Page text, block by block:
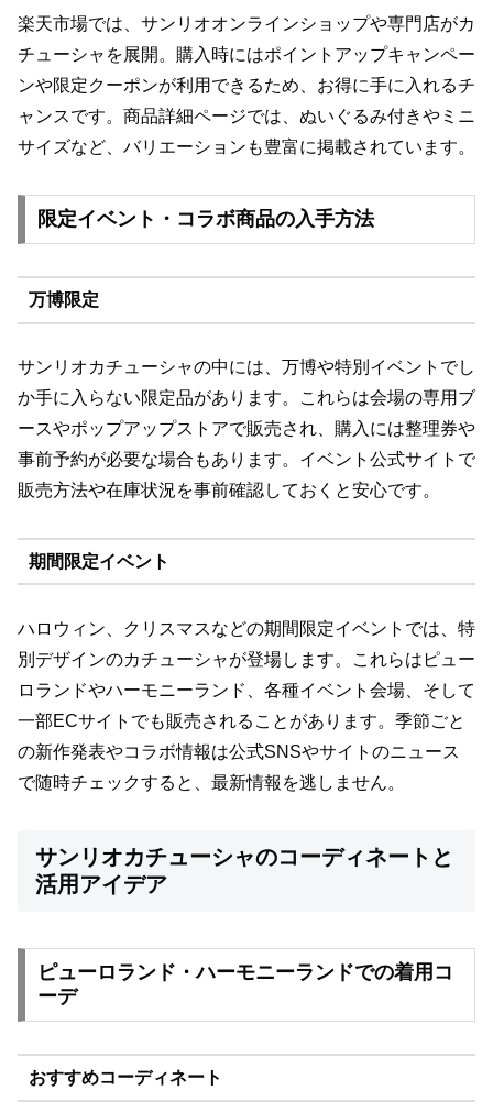
楽天市場では、サンリオオンラインショップや専門店がカ
チューシャを展開。購入時にはポイントアップキャンペー
ンや限定クーポンが利用できるため、お得に手に入れるチ
ャンスです。商品詳細ページでは、ぬいぐるみ付きやミニ
サイズなど、バリエーションも豊富に掲載されています。
限定イベント・コラボ商品の入手方法
万博限定
サンリオカチューシャの中には、万博や特別イベントでし
か手に入らない限定品があります。これらは会場の専用ブ
ースやポップアップストアで販売され、購入には整理券や
事前予約が必要な場合もあります。イベント公式サイトで
販売方法や在庫状況を事前確認しておくと安心です。
期間限定イベント
ハロウィン、クリスマスなどの期間限定イベントでは、特
別デザインのカチューシャが登場します。これらはピュー
ロランドやハーモニーランド、各種イベント会場、そして
一部ECサイトでも販売されることがあります。季節ごと
の新作発表やコラボ情報は公式SNSやサイトのニュース
で随時チェックすると、最新情報を逃しません。
サンリオカチューシャのコーディネートと
活用アイデア
ピューロランド・ハーモニーランドでの着用コ
ーデ
おすすめコーディネート